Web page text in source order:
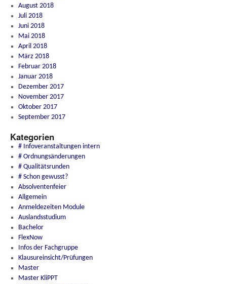
August 2018
Juli 2018
Juni 2018
Mai 2018
April 2018
März 2018
Februar 2018
Januar 2018
Dezember 2017
November 2017
Oktober 2017
September 2017
Kategorien
# Infoveranstaltungen intern
# Ordnungsänderungen
# Qualitätsrunden
# Schon gewusst?
Absolventenfeier
Allgemein
Anmeldezeiten Module
Auslandsstudium
Bachelor
FlexNow
Infos der Fachgruppe
Klausureinsicht/Prüfungen
Master
Master KliPPT